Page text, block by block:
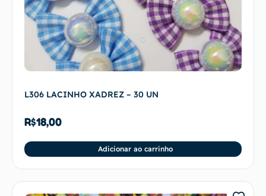
L306 LACINHO XADREZ – 30 UN
R$18,00
Adicionar ao carrinho